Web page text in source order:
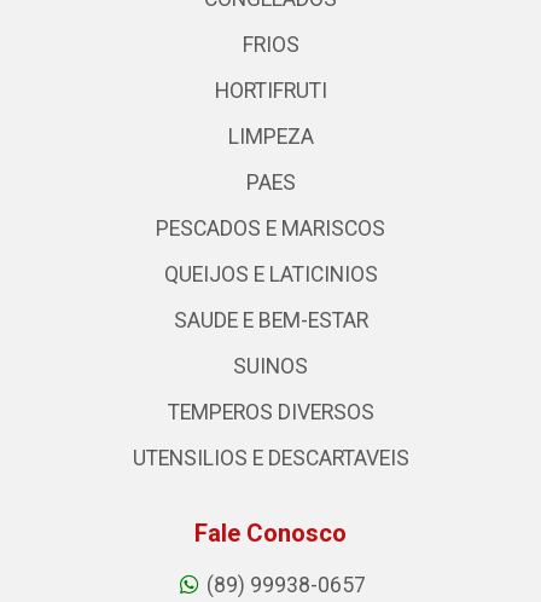
FRIOS
HORTIFRUTI
LIMPEZA
PAES
PESCADOS E MARISCOS
QUEIJOS E LATICINIOS
SAUDE E BEM-ESTAR
SUINOS
TEMPEROS DIVERSOS
UTENSILIOS E DESCARTAVEIS
Fale Conosco
(89) 99938-0657